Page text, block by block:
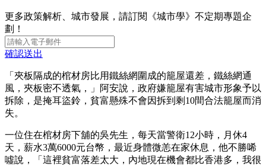
更多政策解析、城市發展，請訂閱《城市學》不定期專題企
劃！
確認送出
「夾板隔成的棺材房比用鐵絲網圍成的籠屋還差，鐵絲網通
風，夾板密不透氣，」阿安說，政府嫌籠屋有害城市形象予以
拆除，是掩耳盜鈴，貧富懸殊不會因拆到剩10間合法籠屋而消
失。
一位住在棺材房下舖的吳先生，每天當警衛12小時，月休4
天，薪水3萬6000元台幣，最近身體微恙在家休息，他不勝唏
噓說，「這裡貧富落差太大，內地現在機會都比香港多，我很